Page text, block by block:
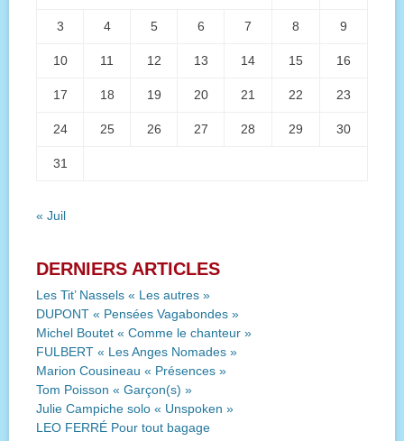
3 4 5 6 7 8 9
10 11 12 13 14 15 16
17 18 19 20 21 22 23
24 25 26 27 28 29 30
31
« Juil
DERNIERS ARTICLES
Les Tit’ Nassels « Les autres »
DUPONT « Pensées Vagabondes »
Michel Boutet « Comme le chanteur »
FULBERT « Les Anges Nomades »
Marion Cousineau « Présences »
Tom Poisson « Garçon(s) »
Julie Campiche solo « Unspoken »
LEO FERRÉ Pour tout bagage